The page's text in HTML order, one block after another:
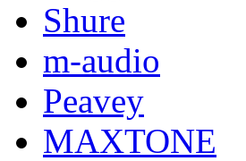
Shure
m-audio
Peavey
MAXTONE